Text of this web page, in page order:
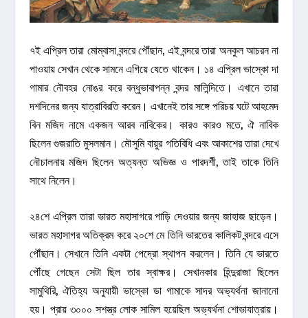
৭ই এপ্রিল তারা মোম্বাসা বন্দরে পৌঁছান, এই বন্দরে তারা অনকুল আচরন না
পাওয়ায় সেখান থেকে সামনে এগিয়ে যেতে থাকেন। ১৪ এপ্রিল ভাস্কো দা
গামার নৌবহর নোঙর করে বন্ধুভাবাপন্ন বন্দর মালিন্দিতে। এখানে তারা
দশদিনের জন্য যাত্রাবিরতি করেন। এখানেই তার সঙ্গে পরিচয় ঘটে আহমেদ
বিন মজিদ নামে একজন আরব নাবিকের। কারও কারও মতে, ঐ নাবিক
ছিলেন গুজরাতি মুসলমান। মৌসুমি বায়ুর গতিবিধি এবং আকাশের তারা দেখে
নৌচালনায় মজিদ ছিলেন অত্যন্ত অভিজ্ঞ ও পারদর্শী, তাই তাকে তিনি
সাথে নিলেন।
২৪শে এপ্রিল তারা ভারত মহাসাগরে পাড়ি দেওয়ার জন্য জাহাজ ছাড়েন।
ভারত মহাসাগর অতিক্রম করে ২০শে মে তিনি ভারতের কালিকট বন্দরে এসে
পৌঁছান। সেখানে তিনি একটা পেদ্রো স্থাপন করলেন। তিনি যে ভারতে
পৌঁছে গেছেন সেটা ছিল তার স্বাক্ষর। সেখানকার হিন্দুরাজা ছিলেন
সামুথিরি, ঐতিহ্য অনুযায়ী ভাস্কো ডা গামাকে সাদর অভ্যর্থনা জানানো
হয়। প্রায় ৩০০০ সশস্ত্র লোক সামিল হয়েছিল অভ্যর্থনা শোভাযাত্রায়।